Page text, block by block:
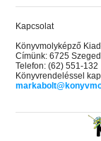
Kapcsolat
Könyvmolyképző
Címünk: 6725
Telefon: (62) 551-132
Könyvrendeléssel